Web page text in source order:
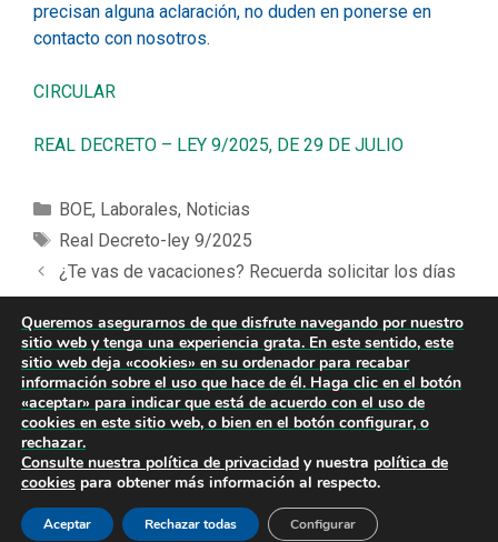
precisan alguna aclaración, no duden en ponerse en
contacto con nosotros.
CIRCULAR
REAL DECRETO – LEY 9/2025, DE 29 DE JULIO
BOE, Laborales, Noticias
Real Decreto-ley 9/2025
¿Te vas de vacaciones? Recuerda solicitar los días
de cortesía de la Agencia Tributaria para evitar recibir
notificaciones
REGLAMENTO VERI*FACTU, ENTRADA EN VIGOR
DEL REAL DECRETO 1007/2023
Legal| Cookies
Queremos asegurarnos de que disfrute navegando por nuestro
sitio web y tenga una experiencia grata. En este sentido, este
sitio web deja «cookies» en su ordenador para recabar
información sobre el uso que hace de él. Haga clic en el botón
«aceptar» para indicar que está de acuerdo con el uso de
cookies en este sitio web, o bien en el botón configurar, o
rechazar.
Consulte nuestra política de privacidad y nuestra política de
cookies para obtener más información al respecto.
Aceptar Rechazar todas Configurar